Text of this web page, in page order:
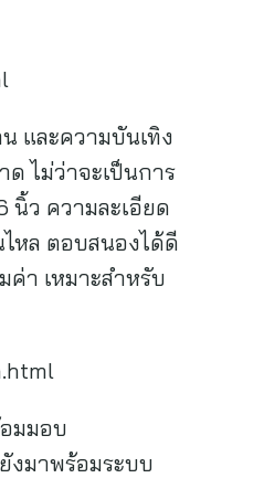
และความบันเทิง
ไม่ว่าจะเป็นการ
นิ้ว ความละเอียด
ไหล ตอบสนองได้ดี
า เหมาะสำหรับ
มมอบ
งมาพร้อมระบบ